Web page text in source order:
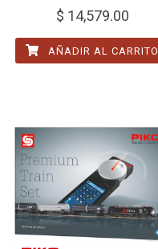
$ 14,579.00
AÑADIR AL CARRITO